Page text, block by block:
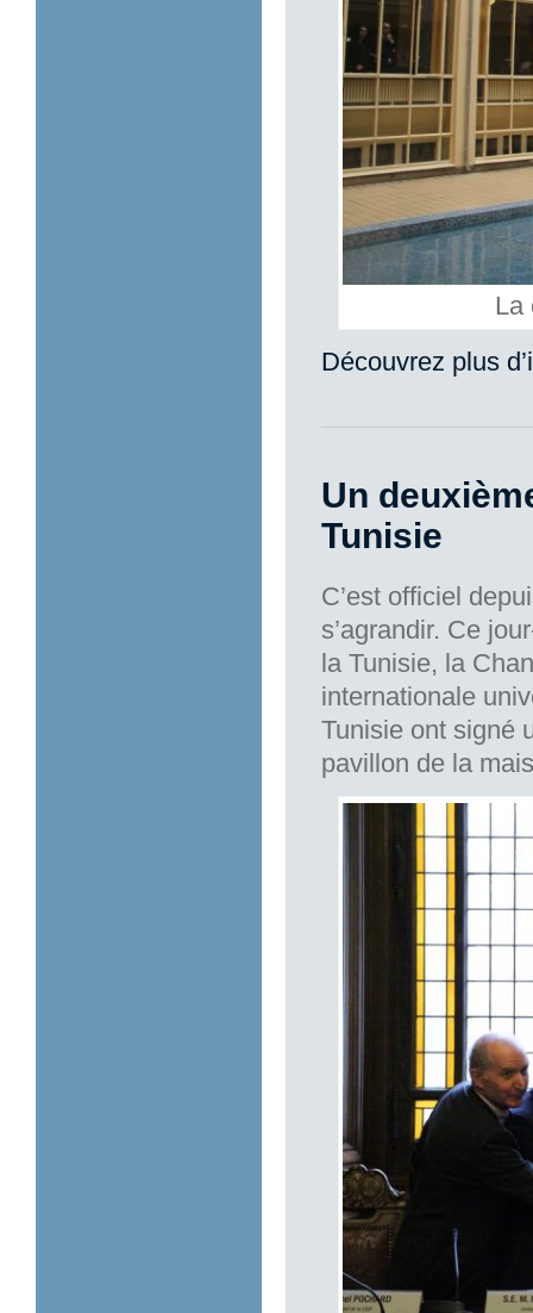
La
Découvrez plus
Un
Tunisie
C’est officiel
s’agrandir. Ce
la Tunisie, la
internationale
Tunisie ont signé
pavillon de la